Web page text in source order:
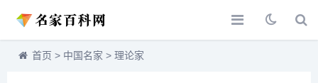
首页 > 中国名家 > 理论家